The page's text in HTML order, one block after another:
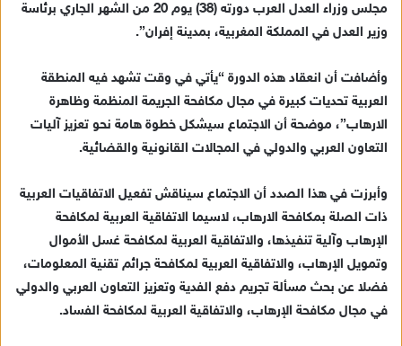
ل
ك
ر
و
مجلس وزراء العدل العرب دورته (38) يوم 20 من الشهر الجاري برئاسة
وزير العدل في المملكة المغربية، بمدينة إفران”.
وأضافت أن انعقاد هذه الدورة “يأتي في وقت تشهد فيه المنطقة
العربية تحديات كبيرة في مجال مكافحة الجريمة المنظمة وظاهرة
الارهاب”، موضحة أن الاجتماع سيشكل خطوة هامة نحو تعزيز آليات
التعاون العربي والدولي في المجالات القانونية والقضائية.
وأبرزت في هذا الصدد أن الاجتماع سيناقش تفعيل الاتفاقيات العربية
ذات الصلة بمكافحة الارهاب، لاسيما الاتفاقية العربية لمكافحة
الإرهاب وآلية تنفيذها، والاتفاقية العربية لمكافحة غسل الأموال
وتمويل الإرهاب، والاتفاقية العربية لمكافحة جرائم تقنية المعلومات،
فضلا عن بحث مسألة تجريم دفع الفدية وتعزيز التعاون العربي والدولي
في مجال مكافحة الإرهاب، والاتفاقية العربية لمكافحة الفساد.